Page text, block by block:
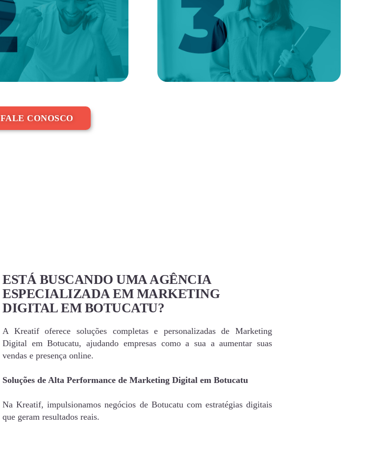
FALE CONOSCO
ESTÁ BUSCANDO UMA AGÊNCIA
ESPECIALIZADA EM MARKETING
DIGITAL EM BOTUCATU?
A Kreatif oferece soluções completas e personalizadas de Marketing
Digital em Botucatu, ajudando empresas como a sua a aumentar suas
vendas e presença online.
Soluções de Alta Performance de Marketing Digital em Botucatu
Na Kreatif, impulsionamos negócios de Botucatu com estratégias digitais
que geram resultados reais.